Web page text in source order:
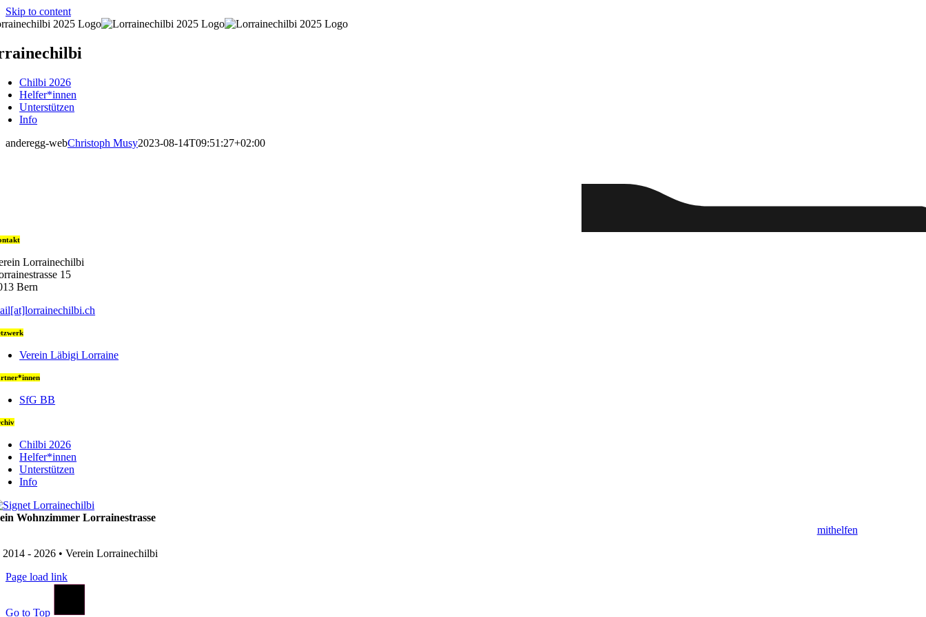
Skip to content
Chilbi 2026
Helfer*innen
Unterstützen
Info
anderegg-webChristoph Musy2023-08-14T09:51:27+02:00
Lorrainechilbi
15
Bern
Verein Läbigi Lorraine
SfG BB
Chilbi 2026
Helfer*innen
Unterstützen
Info
Wohnzimmer Lorrainestrasse
mithelfen
- 2026 • Verein Lorrainechilbi
Page load link
Go to Top